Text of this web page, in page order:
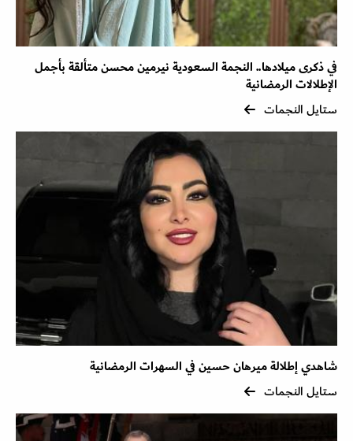
في ذكرى ميلادها.. النجمة السعودية نيرمين محسن متألقة بأجمل
الإطلالات الرمضانية
ستايل النجمات
شاهدي إطلالة ميرهان حسين في السهرات الرمضانية
ستايل النجمات